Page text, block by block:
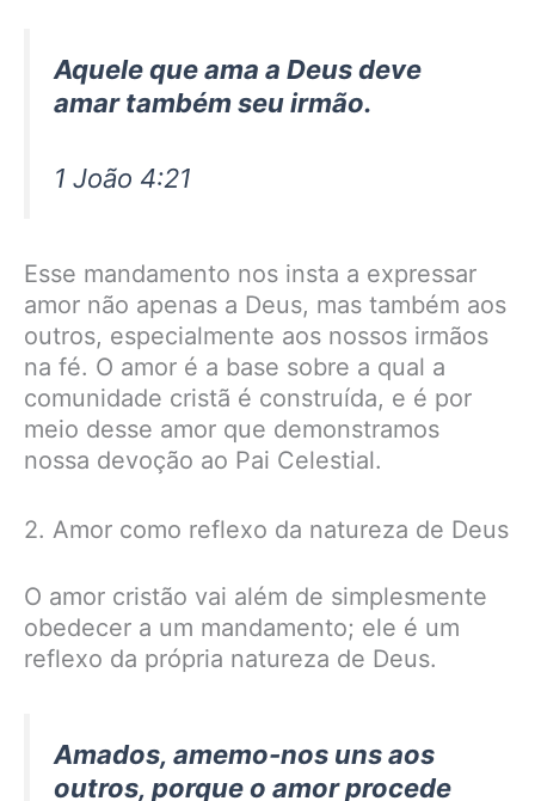
Aquele que ama a Deus deve
amar também seu irmão.
1 João 4:21
Esse mandamento nos insta a expressar
amor não apenas a Deus, mas também aos
outros, especialmente aos nossos irmãos
na fé. O amor é a base sobre a qual a
comunidade cristã é construída, e é por
meio desse amor que demonstramos
nossa devoção ao Pai Celestial.
2. Amor como reflexo da natureza de Deus
O amor cristão vai além de simplesmente
obedecer a um mandamento; ele é um
reflexo da própria natureza de Deus.
Amados, amemo-nos uns aos
outros, porque o amor procede